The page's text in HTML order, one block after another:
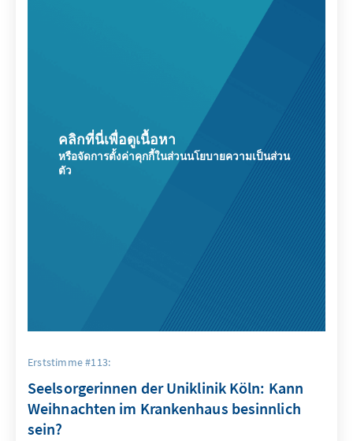
คลิกที่นี่เพื่อดูเนื้อหา
หรือจัดการตั้งค่าคุกกี้ในส่วนนโยบายความเป็นส่วน
ตัว
Erststimme #113:
Seelsorgerinnen der Uniklinik Köln: Kann
Weihnachten im Krankenhaus besinnlich
sein?